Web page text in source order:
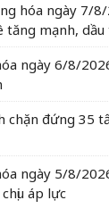
hóa ngày 7/
tăng mạnh,
ngày 6/8/
chặn đứng 35
ngày 5/8/
áp lực